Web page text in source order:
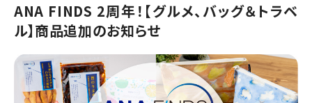
ANA FINDS 2周年！【グルメ、バッグ＆トラベ
ル】商品追加のお知らせ